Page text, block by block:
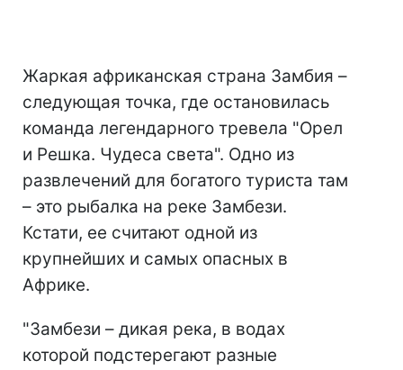
Жаркая африканская страна Замбия –
следующая точка, где остановилась
команда легендарного тревела "Орел
и Решка. Чудеса света". Одно из
развлечений для богатого туриста там
– это рыбалка на реке Замбези.
Кстати, ее считают одной из
крупнейших и самых опасных в
Африке.
"Замбези – дикая река, в водах
которой подстерегают разные